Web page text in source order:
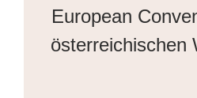
European
österreichischen